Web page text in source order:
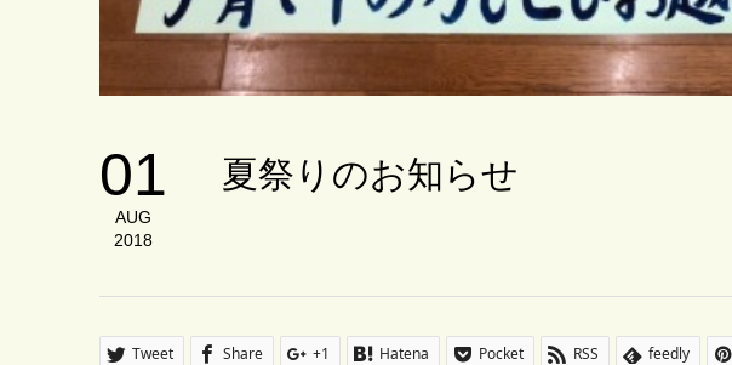
01
AUG
2018
夏祭りのお知らせ
Tweet Share +1 Hatena Pocket RSS feedly